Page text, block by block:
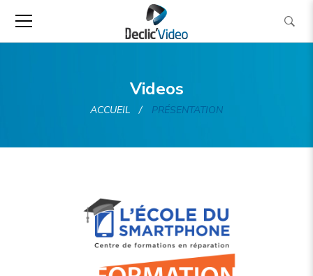
Videos
ACCUEIL PRÉSENTATION